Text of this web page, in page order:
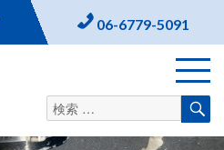
06-6779-5091
検
索
対
索